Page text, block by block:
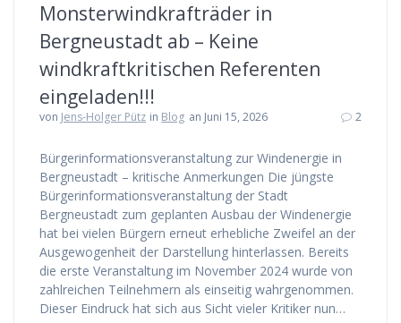
Monsterwindkrafträder in
Bergneustadt ab – Keine
windkraftkritischen Referenten
eingeladen!!!
von Jens-Holger Pütz in Blog an Juni 15, 2026 2
Bürgerinformationsveranstaltung zur Windenergie in
Bergneustadt – kritische Anmerkungen Die jüngste
Bürgerinformationsveranstaltung der Stadt
Bergneustadt zum geplanten Ausbau der Windenergie
hat bei vielen Bürgern erneut erhebliche Zweifel an der
Ausgewogenheit der Darstellung hinterlassen. Bereits
die erste Veranstaltung im November 2024 wurde von
zahlreichen Teilnehmern als einseitig wahrgenommen.
Dieser Eindruck hat sich aus Sicht vieler Kritiker nun…